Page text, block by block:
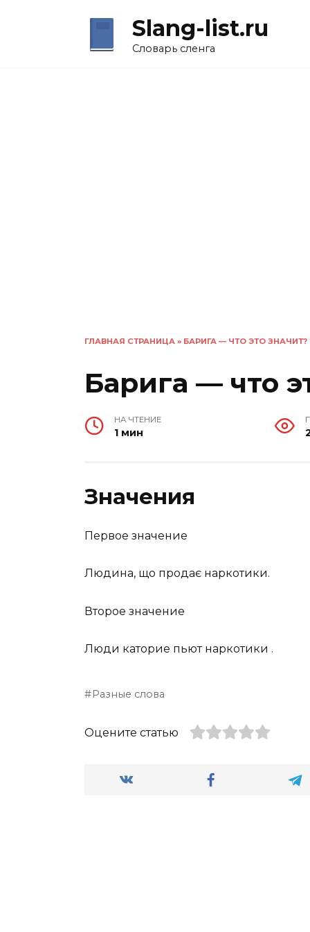
Slang-list.ru
Словарь сленга
ГЛАВНАЯ СТРАНИЦА » БАРИГА — ЧТО ЭТО ЗНАЧИТ?
Барига — что
НА ЧТЕНИЕ
1 мин
Значения
Первое значение
Людина, що продає наркотики.
Второе значение
Люди каторие пьют наркотики .
Разные слова
Оцените статью